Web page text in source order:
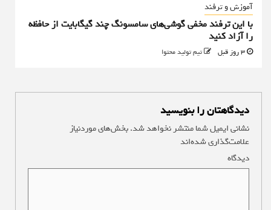
آموزش و ترفند
با این ترفند مخفی گوشی‌های سامسونگ چند گیگابایت از حافظه
را آزاد کنید
تیم تولید محتوا
دیدگاهتان را بنویسید
نشانی ایمیل شما منتشر نخواهد شد.بخش‌های موردنیاز
علامت‌گذاری شده‌اند
دیدگاه